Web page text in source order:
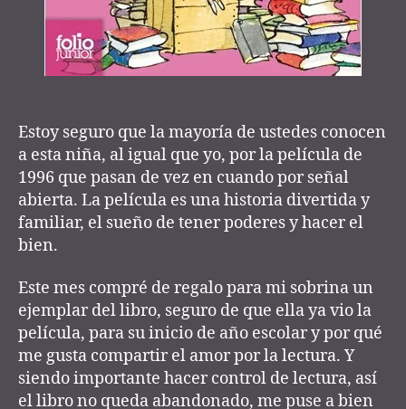
Estoy seguro que la mayoría de ustedes conocen
a esta niña, al igual que yo, por la película de
1996 que pasan de vez en cuando por señal
abierta. La película es una historia divertida y
familiar, el sueño de tener poderes y hacer el
bien.
Este mes compré de regalo para mi sobrina un
ejemplar del libro, seguro de que ella ya vio la
película, para su inicio de año escolar y por qué
me gusta compartir el amor por la lectura. Y
siendo importante hacer control de lectura, así
el libro no queda abandonado, me puse a bien